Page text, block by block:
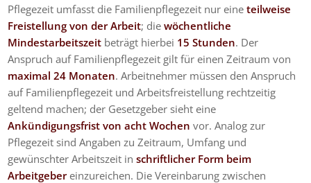
Pflegezeit umfasst die Familienpflegezeit nur eineteilweise
Freistellung von der Arbeit; diewöchentliche
Mindestarbeitszeit beträgt hierbei 15 Stunden. Der
Anspruch auf Familienpflegezeit gilt für einen Zeitraum von
maximal 24 Monaten. Arbeitnehmer müssen den Anspruch
auf Familienpflegezeit und Arbeitsfreistellung rechtzeitig
geltend machen; der Gesetzgeber sieht eine
Ankündigungsfrist von acht Wochen vor. Analog zur
Pflegezeit sind Angaben zu Zeitraum, Umfang und
gewünschter Arbeitszeit inschriftlicher Form beim
Arbeitgebereinzureichen. Die Vereinbarung zwischen